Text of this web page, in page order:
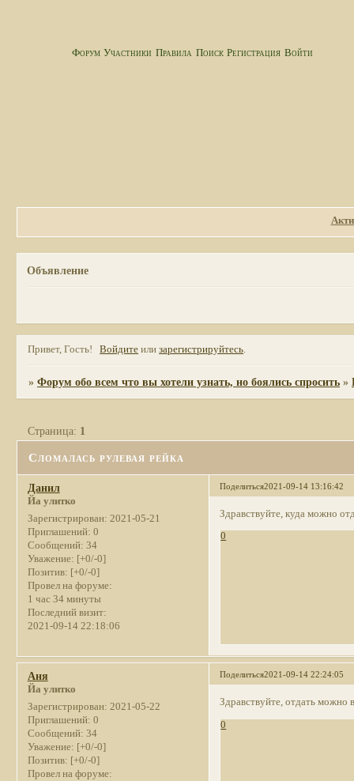
Форум Участники Правила Поиск Регистрация Войти
Объявление
Привет, Гость! Войдите илизарегистрируйтесь.
»Форум обо всем что вы хотели узнать, но боялись спросить »
Сломалась рулевая рейка
Страница: 1
Поделиться2021-09-14 13:16:42
Данил
Йа улитко
Зарегистрирован: 2021-05-21
Приглашений: 0
Сообщений: 34
Уважение: [+0/-0]
Позитив: [+0/-0]
Провел на форуме:
1 час 34 минуты
Последний визит:
2021-09-14 22:18:06
Здравствуйте, куда можно
0
Поделиться2021-09-14 22:24:05
Аня
Йа улитко
Зарегистрирован: 2021-05-22
Приглашений: 0
Сообщений: 34
Уважение: [+0/-0]
Позитив: [+0/-0]
Провел на форуме:
Здравствуйте, отдать можно
0